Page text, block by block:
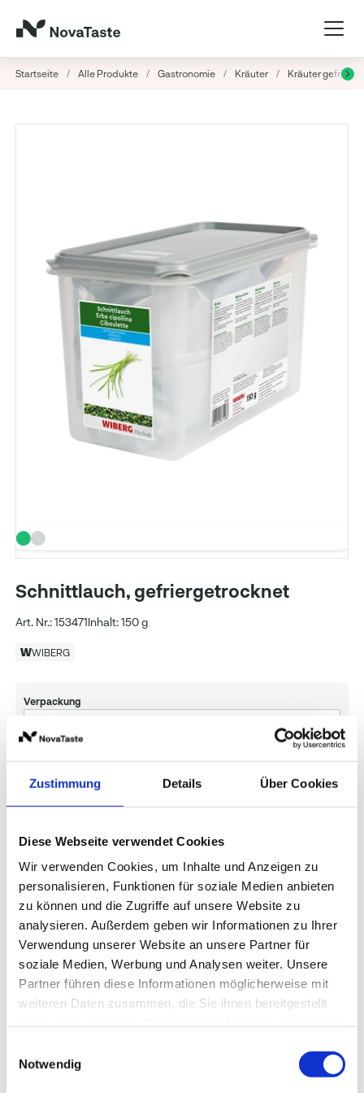
Zustimmung Details Über Cookies
Diese Webseite verwendet Cookies
Wir verwenden Cookies, um Inhalte und Anzeigen zu
personalisieren, Funktionen für soziale Medien anbieten
zu können und die Zugriffe auf unsere Website zu
analysieren. Außerdem geben wir Informationen zu Ihrer
Verwendung unserer Website an unsere Partner für
soziale Medien, Werbung und Analysen weiter. Unsere
Partner führen diese Informationen möglicherweise mit
weiteren Daten zusammen, die Sie ihnen bereitgestellt
Notwendig
Startseite / Alle Produkte / Gastronomie / Kräuter / Kräuter
Schnittlauch, gefriergetrocknet
Art. Nr.: 153471Inhalt: 150 g
WIBERG
Verpackung
Beschreibung Produktinformationen Lagerung
Beschreibung
Zu einem der beliebtesten Küchenkräuter zählt
bestimmt der Schnittlauch. Reich an Vitamin A und C
Feingeschnitten sind die leuchtend-grünen
Produktinformationen
ideal für Aufstriche, Salate, Suppen, Saucen sowie
Lagerung und Verpackung
Geschlossen und trocken lagern!
Verpackung
Nährwertangaben je 100 g
264 kcal / 1.108 kJ
0,6 g